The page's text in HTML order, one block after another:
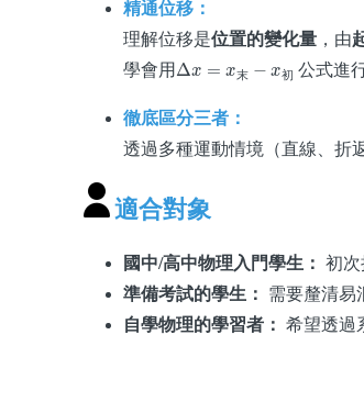
精通位移：
理解位移是位置的變化量 ，由
學會用 Δ 公式進
徹底區分三者：
透過多種運動情境（直線、折
適合對象
國中/高中物理入門學生： 初次
準備考試的學生：
需要釐清易
自學物理的學習者： 希望透過